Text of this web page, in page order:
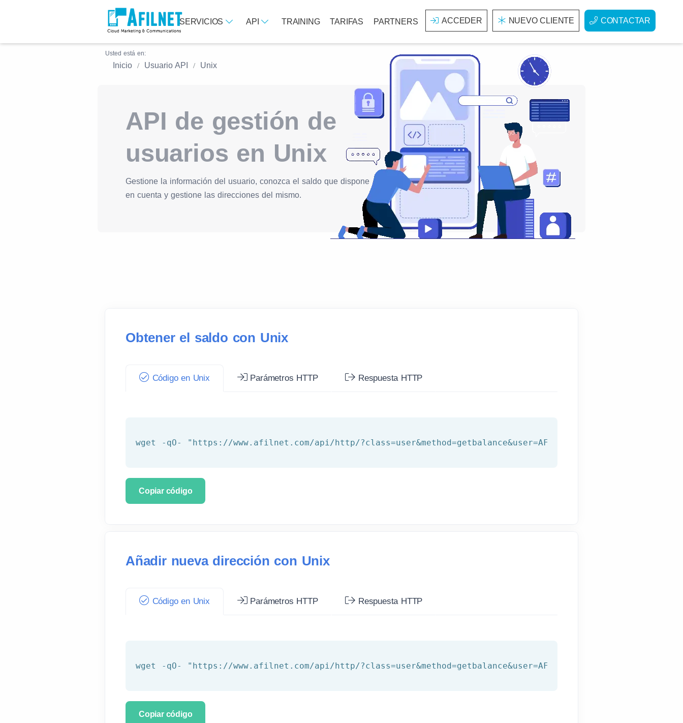
SERVICIOS API TRAINING TARIFAS PARTNERS ACCEDER NUEVO CLIENTE CONTACTAR
Usted está en:
Inicio Usuario API Unix
API de gestión de
usuarios en Unix
Gestione la información del usuario, conozca el saldo que dispone
en cuenta y gestione las direcciones del mismo.
Obtener el saldo con Unix
Código en Unix Parámetros HTTP Respuesta HTTP
wget -qO- "https://www.afilnet.com/api/http/
Copiar código
Añadir nueva dirección con Unix
Código en Unix Parámetros HTTP Respuesta HTTP
wget -qO- "https://www.afilnet.com/api/http/
Copiar código